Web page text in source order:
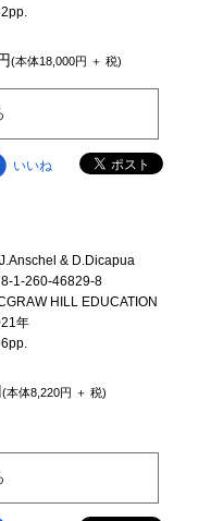
(本体18,000円 ＋ 税)
いいね
& D.Dicapua
1-260-46829-8
HILL EDUCATION
年
(本体8,220円 ＋ 税)